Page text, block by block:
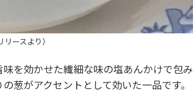
リースより）
を効かせた繊細な味の塩あんかけで包み
葱がアクセントとして効いた一品です。